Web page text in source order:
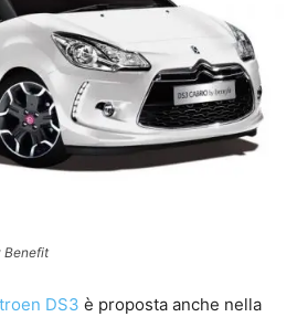
Benefit
DS3 è proposta anche nella